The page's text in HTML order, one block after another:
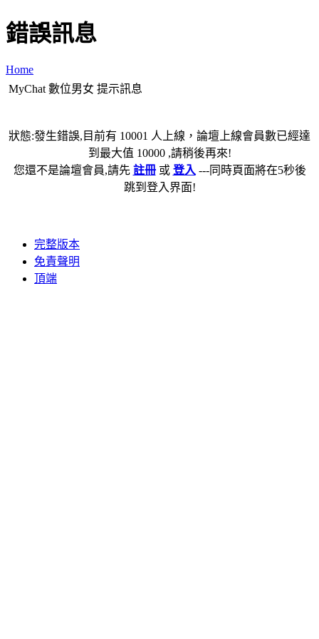
錯誤訊息
Home
MyChat 數位男女 提示訊息
狀態:發生錯誤,目前有 10001 人上線，論壇上線會員數已經達
到最大值 10000 ,請稍後再來!
您還不是論壇會員,請先 註冊或 登入 ---同時頁面將在5秒後
跳到登入界面!
完整版本
免責聲明
頂端